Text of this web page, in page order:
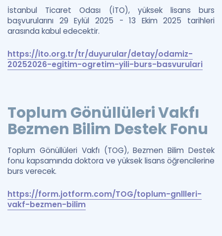
İstanbul Ticaret Odası (İTO), yüksek lisans burs
başvurularını 29 Eylül 2025 - 13 Ekim 2025 tarihleri
arasında kabul edecektir.
https://ito.org.tr/tr/duyurular/detay/odamiz-
20252026-egitim-ogretim-yili-burs-basvurulari
Toplum Gönüllüleri Vakfı
Bezmen Bilim Destek Fonu
Toplum Gönüllüleri Vakfı (TOG), Bezmen Bilim Destek
fonu kapsamında doktora ve yüksek lisans öğrencilerine
burs verecek.
https://form.jotform.com/TOG/toplum-gnllleri-
vakf-bezmen-bilim